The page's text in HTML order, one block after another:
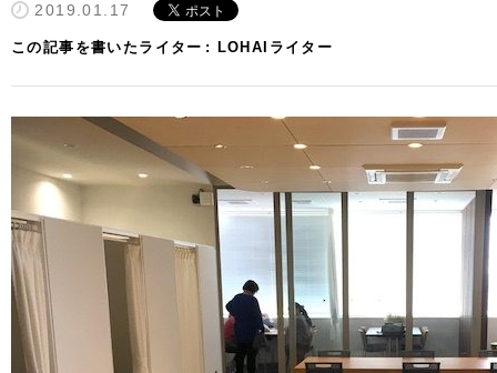
2019.01.17
この記事を書いたライター LOHAIライター